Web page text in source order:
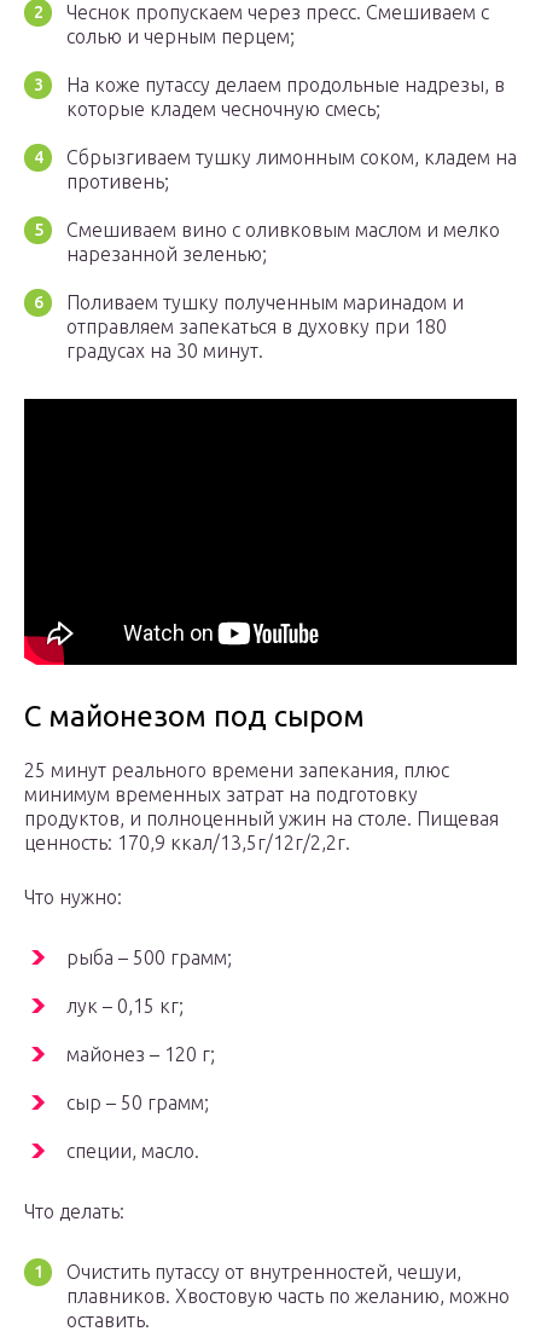
Чеснок пропускаем через пресс. Смешиваем с
солью и черным перцем;
На коже путассу делаем продольные надрезы, в
которые кладем чесночную смесь;
Сбрызгиваем тушку лимонным соком, кладем на
противень;
Смешиваем вино с оливковым маслом и мелко
нарезанной зеленью;
Поливаем тушку полученным маринадом и
отправляем запекаться в духовку при 180
градусах на 30 минут.
С майонезом под сыром
25 минут реального времени запекания, плюс
минимум временных затрат на подготовку
продуктов, и полноценный ужин на столе. Пищевая
ценность: 170,9 ккал/13,5г/12г/2,2г.
Что нужно:
рыба – 500 грамм;
лук – 0,15 кг;
майонез – 120 г;
сыр – 50 грамм;
специи, масло.
Что делать:
Очистить путассу от внутренностей, чешуи,
плавников. Хвостовую часть по желанию, можно
оставить.